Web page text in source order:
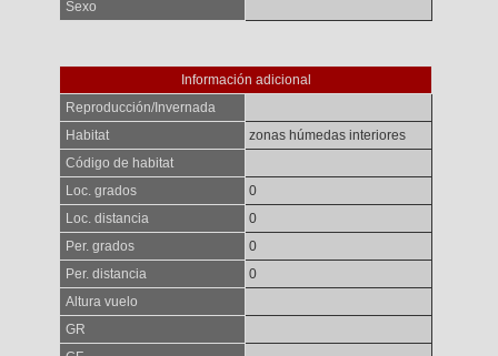
Sexo
Información adicional
Reproducción/Invernada
Habitat
zonas húmedas interiores
Código de habitat
Loc. grados
0
Loc. distancia
0
Per. grados
0
Per. distancia
0
Altura vuelo
GR